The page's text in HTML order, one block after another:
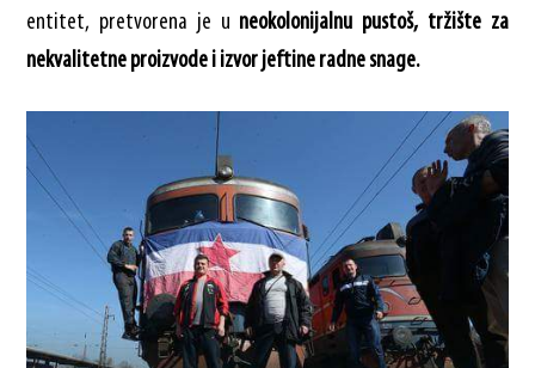
entitet, pretvorena je u neokolonijalnu pustoš, tržište za
nekvalitetne proizvode i izvor jeftine radne snage.